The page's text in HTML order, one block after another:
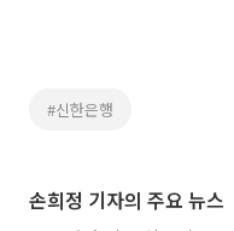
#신한은행
손희정 기자의 주요 뉴스